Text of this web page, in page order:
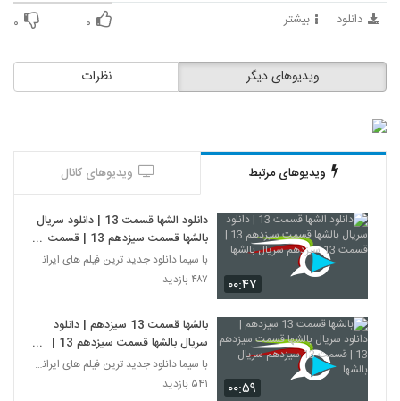
دانلود بیشتر ۰ ۰
نظرات ویدیوهای دیگر
ویدیوهای مرتبط ویدیوهای کانال
۰۰:۴۷
دانلود الشها قسمت 13 | دانلود سریال
بالشها قسمت سیزدهم 13 | قسمت
13 سیزدهم سریال بالشها
با سیما دانلود جدید ترین فیلم های ایرانی را در لحظ
۴۸۷ بازدید
۰۰:۵۹
بالشها قسمت 13 سیزدهم | دانلود
سریال بالشها قسمت سیزدهم 13 |
قسمت 13 سیزدهم سریال بالشها
با سیما دانلود جدید ترین فیلم های ایرانی را در لحظ
۵۴۱ بازدید